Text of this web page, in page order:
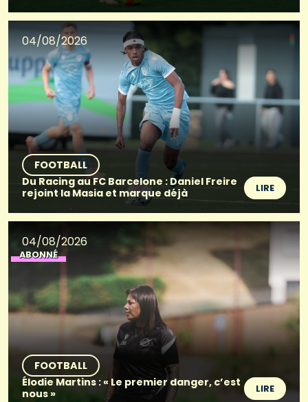
04/08/2026
FOOTBALL
Du Racing au FC Barcelone : Daniel Freire
rejoint la Masia et marque déjà
LIRE
04/08/2026
ABONNÉ
FOOTBALL
Élodie Martins : « Le premier danger, c’est
nous »
LIRE